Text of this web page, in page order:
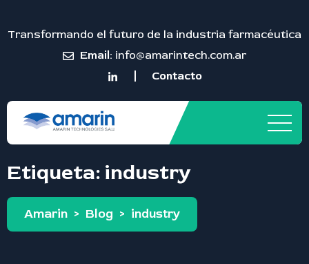
Transformando el futuro de la industria farmacéutica
Email: info@amarintech.com.ar
Contacto
Etiqueta: industry
Amarin > Blog > industry